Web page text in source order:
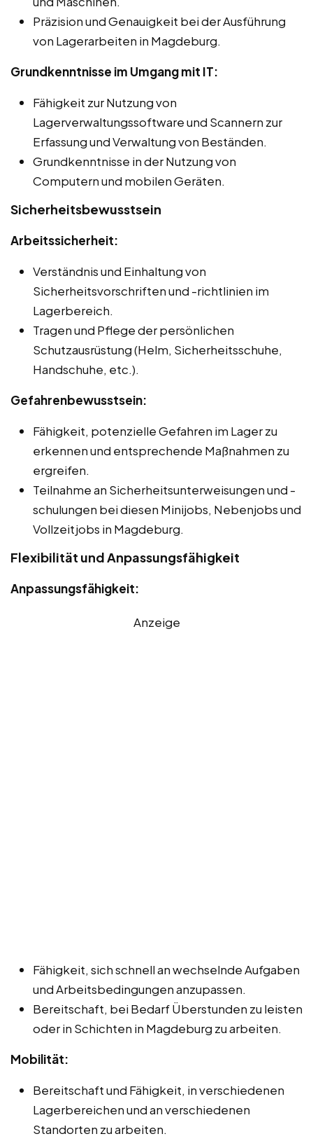
Präzision und Genauigkeit bei der Ausführung
von Lagerarbeiten in Magdeburg.
Grundkenntnisse im Umgang mit IT:
Fähigkeit zur Nutzung von
Lagerverwaltungssoftware und Scannern zur
Erfassung und Verwaltung von Beständen.
Grundkenntnisse in der Nutzung von
Computern und mobilen Geräten.
Sicherheitsbewusstsein
Arbeitssicherheit:
Verständnis und Einhaltung von
Sicherheitsvorschriften und -richtlinien im
Lagerbereich.
Tragen und Pflege der persönlichen
Schutzausrüstung (Helm, Sicherheitsschuhe,
Handschuhe, etc.).
Gefahrenbewusstsein:
Fähigkeit, potenzielle Gefahren im Lager zu
erkennen und entsprechende Maßnahmen zu
ergreifen.
Teilnahme an Sicherheitsunterweisungen und -
schulungen bei diesen Minijobs, Nebenjobs und
Vollzeitjobs in Magdeburg.
Flexibilität und Anpassungsfähigkeit
Anpassungsfähigkeit:
Anzeige
Fähigkeit, sich schnell an wechselnde Aufgaben
und Arbeitsbedingungen anzupassen.
Bereitschaft, bei Bedarf Überstunden zu leisten
oder in Schichten in Magdeburg zu arbeiten.
Mobilität:
Bereitschaft und Fähigkeit, in verschiedenen
Lagerbereichen und an verschiedenen
Standorten zu arbeiten.